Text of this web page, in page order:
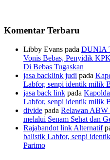
Komentar Terbaru
Libby Evans pada DUNIA
Vonis Bebas, Penyidik
Di Bebas Tugaskan
jasa backlink judi pada
Labfor, senpi identik milik
jasa back link pada
Labfor, senpi identik milik
divide pada Relawan ABW
melalui Senam Sehat dan
Rajabandot link Alternatif
balistik Labfor, senpi
Parimo